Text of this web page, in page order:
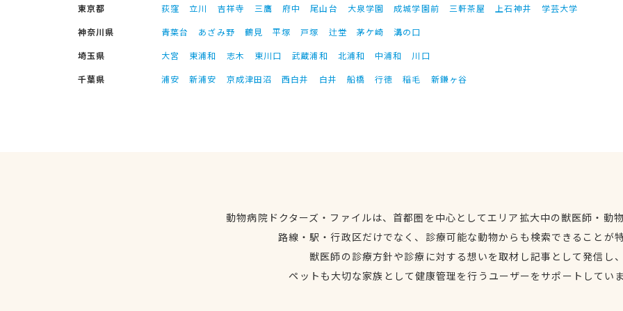
東京都 荻窪 立川 吉祥寺 三鷹 府中 尾山台 大泉学園 成城学園前 三軒茶屋 上石神井
学芸大学
神奈川県
青葉台 あざみ野 鶴見 平塚 戸塚 辻堂 茅ケ崎
溝の口
埼玉県
大宮 東浦和 志木 東川口 武蔵浦和 北浦和 中浦和
川口
千葉県
浦安 新浦安 京成津田沼 西白井 白井 船橋 行徳 稲毛 新鎌ヶ谷
動物病院ドクターズ・ファイルは、首都圏を中心としてエリア拡大中の獣医師・動
路線・駅・行政区だけでなく、診療可能な動物からも検索できることが
獣医師の診療方針や診療に対する想いを取材し記事として発信し
ペットも大切な家族として健康管理を行うユーザーをサポートしてい